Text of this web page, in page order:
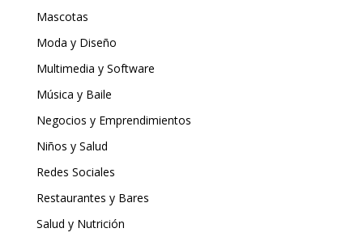
Mascotas
Moda y Diseño
Multimedia y Software
Música y Baile
Negocios y Emprendimientos
Niños y Salud
Redes Sociales
Restaurantes y Bares
Salud y Nutrición